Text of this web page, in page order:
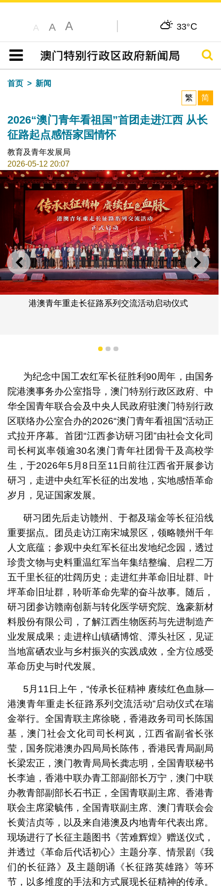
A A A 33°C
目录
搜寻
首页
新闻
繁
简
2026“澳门青年看祖国”首团走进江西 从长
征路起点感悟家国情怀
教育及青年发展局
2026-05-12 20:07
上一则 下一
港澳青年重走长征路系列交流活动启动仪式
1 2 3
为纪念中国工农红军长征胜利90周年，由国务
院港澳事务办公室指导，澳门特别行政区政府、中
华全国青年联合会及中央人民政府驻澳门特别行政
区联络办公室合办的2026“澳门青年看祖国”活动正
式拉开序幕。首团“江西参访研习团”由社会文化司
司长柯岚率领逾30名澳门青年社团骨干及高校学
生，于2026年5月8日至11日前往江西省开展参访
研习，走进中央红军长征的出发地，实地感悟革命
岁月，见证国家发展。
研习团先后走访赣州、于都及瑞金等长征沿线
重要据点。团员走访江南宋城景区，领略赣州千年
人文底蕴；参观中央红军长征出发地纪念园，透过
珍贵文物与史料重温红军当年集结整编、启程二万
五千里长征的壮阔历史；走进红井革命旧址群、叶
坪革命旧址群，聆听革命先辈的奋斗故事。随后，
研习团参访赣南创新与转化医学研究院、逸豪新材
料股份有限公司，了解江西生物医药与先进制造产
业发展成果；走进梓山镇硒博馆、潭头社区，见证
当地富硒农业与乡村振兴的实践成效，全方位感受
革命历史与时代发展。
5月11日上午，“传承长征精神 赓续红色血脉—
港澳青年重走长征路系列交流活动”启动仪式在瑞
金举行。全国青联主席徐晓，香港政务司司长陈国
基，澳门社会文化司司长柯岚，江西省副省长张
莹，国务院港澳办四局局长陈伟，香港民青局副局
长梁宏正，澳门 教青局局长龚志明，全国青联秘书
长李迪，香港中联办青工部副部长万宁，澳门中联
办教青部副部长石书正，全国青联副主席、香港青
联会主席梁毓伟，全国青联副主席、澳门青联会会
长黄洁贞等，以及来自港澳及内地青年代表出席。
现场进行了长征主题图书《苦难辉煌》赠送仪式，
并透过《革命后代话初心》主题分享、情景剧《我
们的长征路》及主题朗诵《长征路英雄路》等环
节，以多维度的手法和方式展现长征精神的传承。